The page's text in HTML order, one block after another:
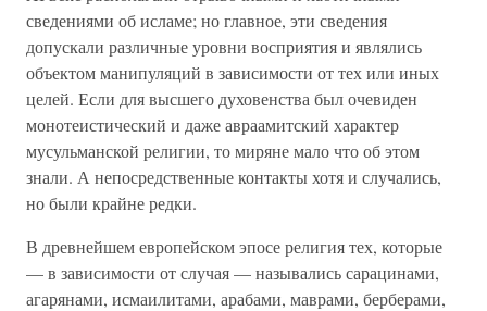
сведениями об исламе; но главное, эти сведения
допускали различные уровни восприятия и являлись
объектом манипуляций в зависимости от тех или иных
целей. Если для высшего духовенства был очевиден
монотеистический и даже авраамитский характер
мусульманской религии, то миряне мало что об этом
знали. А непосредственные контакты хотя и случались,
но были крайне редки.
В древнейшем европейском эпосе религия тех, которые
— в зависимости от случая — назывались сарацинами,
агарянами, исмаилитами, арабами, маврами, берберами,